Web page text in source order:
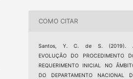
COMO CITAR
Santos, Y. C. de S. (2019).
EVOLUÇÃO DO PROCEDIMENTO
REQUERIMENTO INICIAL NO
DO DEPARTAMENTO NACIONAL